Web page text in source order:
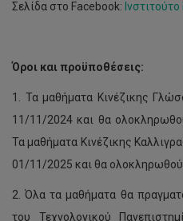
Σελίδα στο Facebook:
Όροι και προϋποθέσεις:
1. Τα μαθήματα Κινέζικης
11/11/2024 και θα
Τα μαθήματα Κινέζικης
01/11/2025 και θα
2. Όλα τα μαθήματα θα
του Τεχνολογικού